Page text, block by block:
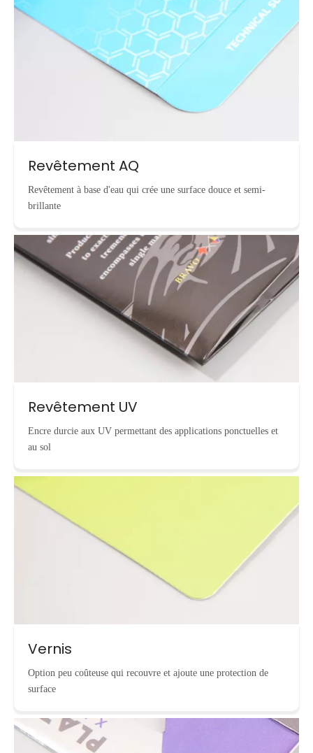
Revêtement AQ
Revêtement à base d'eau qui crée une surface douce et semi-
brillante
Revêtement UV
Encre durcie aux UV permettant des applications ponctuelles et
au sol
Vernis
Option peu coûteuse qui recouvre et ajoute une protection de
surface